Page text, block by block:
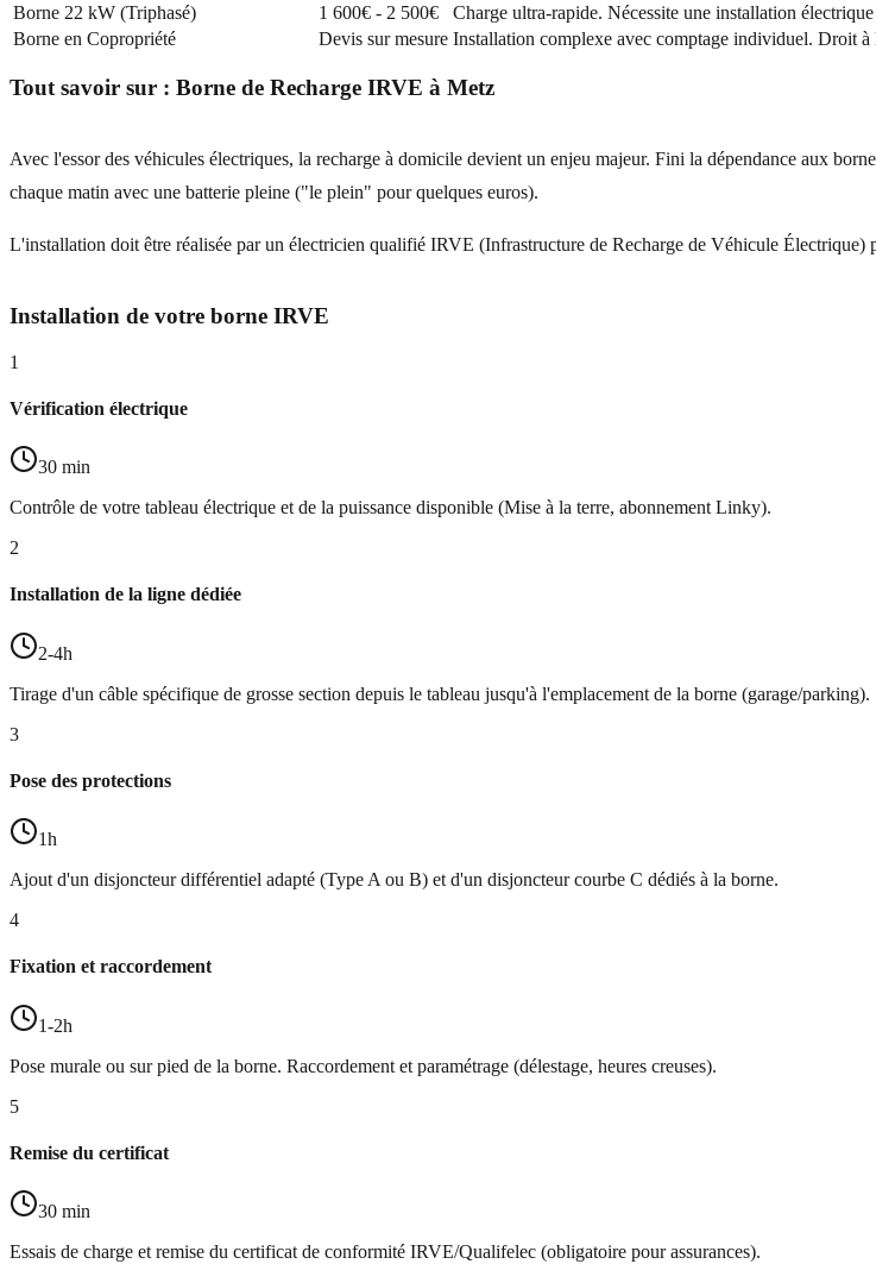
Borne 22 kW (Triphasé)
1 600€ - 2 500€
Charge ultra-rapide. Nécessite une installation
Borne en Copropriété
Devis sur mesure Installation complexe avec comptage individuel. Droit à
Tout savoir sur : Borne de Recharge IRVE à Metz
Avec l'essor des véhicules électriques, la recharge à domicile devient un enjeu majeur. Fini la dépendance aux
chaque matin avec une batterie pleine ("le plein" pour quelques euros).
L'installation doit être réalisée par un électricien qualifié IRVE (Infrastructure de Recharge de Véhicule
Installation de votre borne IRVE
1
Vérification électrique
30 min
Contrôle de votre tableau électrique et de la puissance disponible (Mise à la terre, abonnement Linky).
2
Installation de la ligne dédiée
2-4h
Tirage d'un câble spécifique de grosse section depuis le tableau jusqu'à l'emplacement de la borne (garage/parking).
3
Pose des protections
1h
Ajout d'un disjoncteur différentiel adapté (Type A ou B) et d'un disjoncteur courbe C dédiés à la borne.
4
Fixation et raccordement
1-2h
Pose murale ou sur pied de la borne. Raccordement et paramétrage (délestage, heures creuses).
5
Remise du certificat
30 min
Essais de charge et remise du certificat de conformité IRVE/Qualifelec (obligatoire pour assurances).